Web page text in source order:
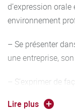
– Travailler entre
alphabet,
politesse,
d’expression
environnement
– Se présenter
une entreprise,
– S’exprimer de
Lire plus